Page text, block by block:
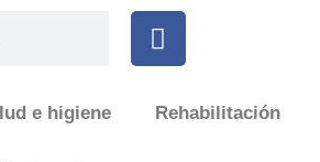
e higiene Rehabilitación